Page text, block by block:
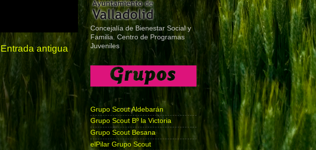
Entrada antigua
Concejalía de Bienestar Social y
Familia. Centro de Programas
Juveniles
Grupo Scout Aldebarán
Grupo Scout Bº la Victoria
Grupo Scout Besana
elPilar Grupo Scout